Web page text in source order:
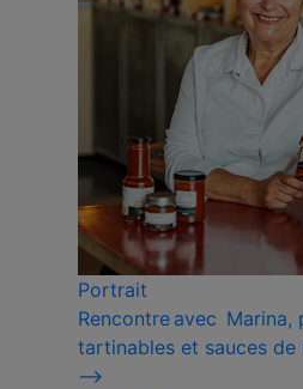
Portrait
Rencontre avec
tartinables et sauces
⟶